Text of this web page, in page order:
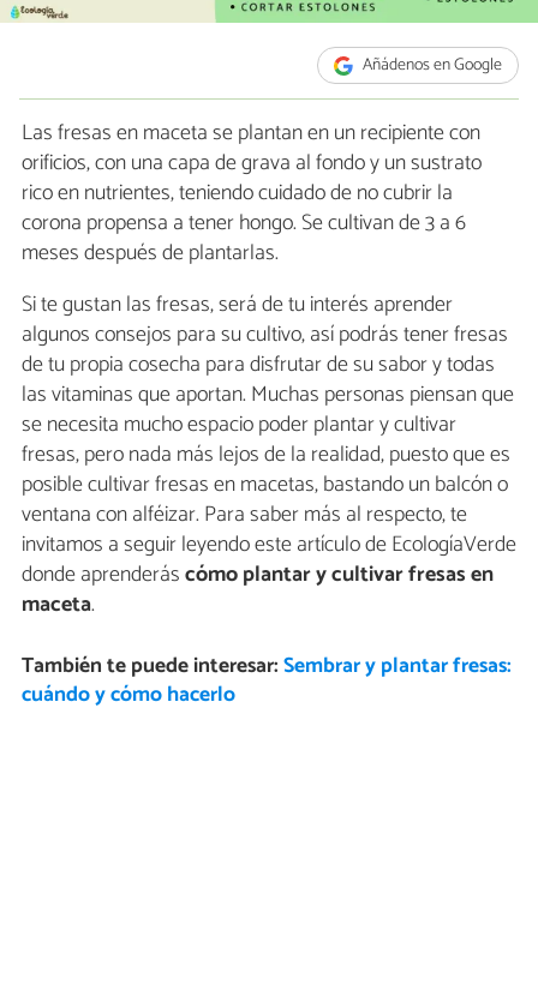
Añádenos en Google
Las fresas en maceta se plantan en un recipiente con
orificios, con una capa de grava al fondo y un sustrato
rico en nutrientes, teniendo cuidado de no cubrir la
corona propensa a tener hongo. Se cultivan de 3 a 6
meses después de plantarlas.
Si te gustan las fresas, será de tu interés aprender
algunos consejos para su cultivo, así podrás tener fresas
de tu propia cosecha para disfrutar de su sabor y todas
las vitaminas que aportan. Muchas personas piensan que
se necesita mucho espacio poder plantar y cultivar
fresas, pero nada más lejos de la realidad, puesto que es
posible cultivar fresas en macetas, bastando un balcón o
ventana con alféizar. Para saber más al respecto, te
invitamos a seguir leyendo este artículo de EcologíaVerde
donde aprenderáscómo plantar y cultivar fresas en
maceta.
También te puede interesar:Sembrar y plantar fresas:
cuándo y cómo hacerlo